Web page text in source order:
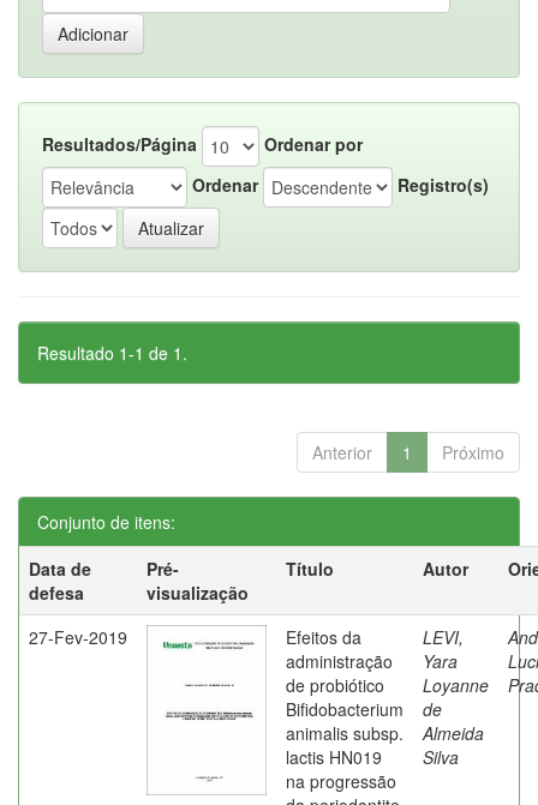
Resultados/Página
Ordenar por
Ordenar
Registro(s)
Resultado 1-1 de 1.
Anterior 1 Próximo
Conjunto de itens:
Data de
defesa
Pré-
visualização
Título Autor
27-Fev-2019
Efeitos da
administração
de probiótico
Bifidobacterium
animalis subsp.
lactis HN019
na progressão
LEVI,
Yara
Loyanne
de
Almeida
Silva